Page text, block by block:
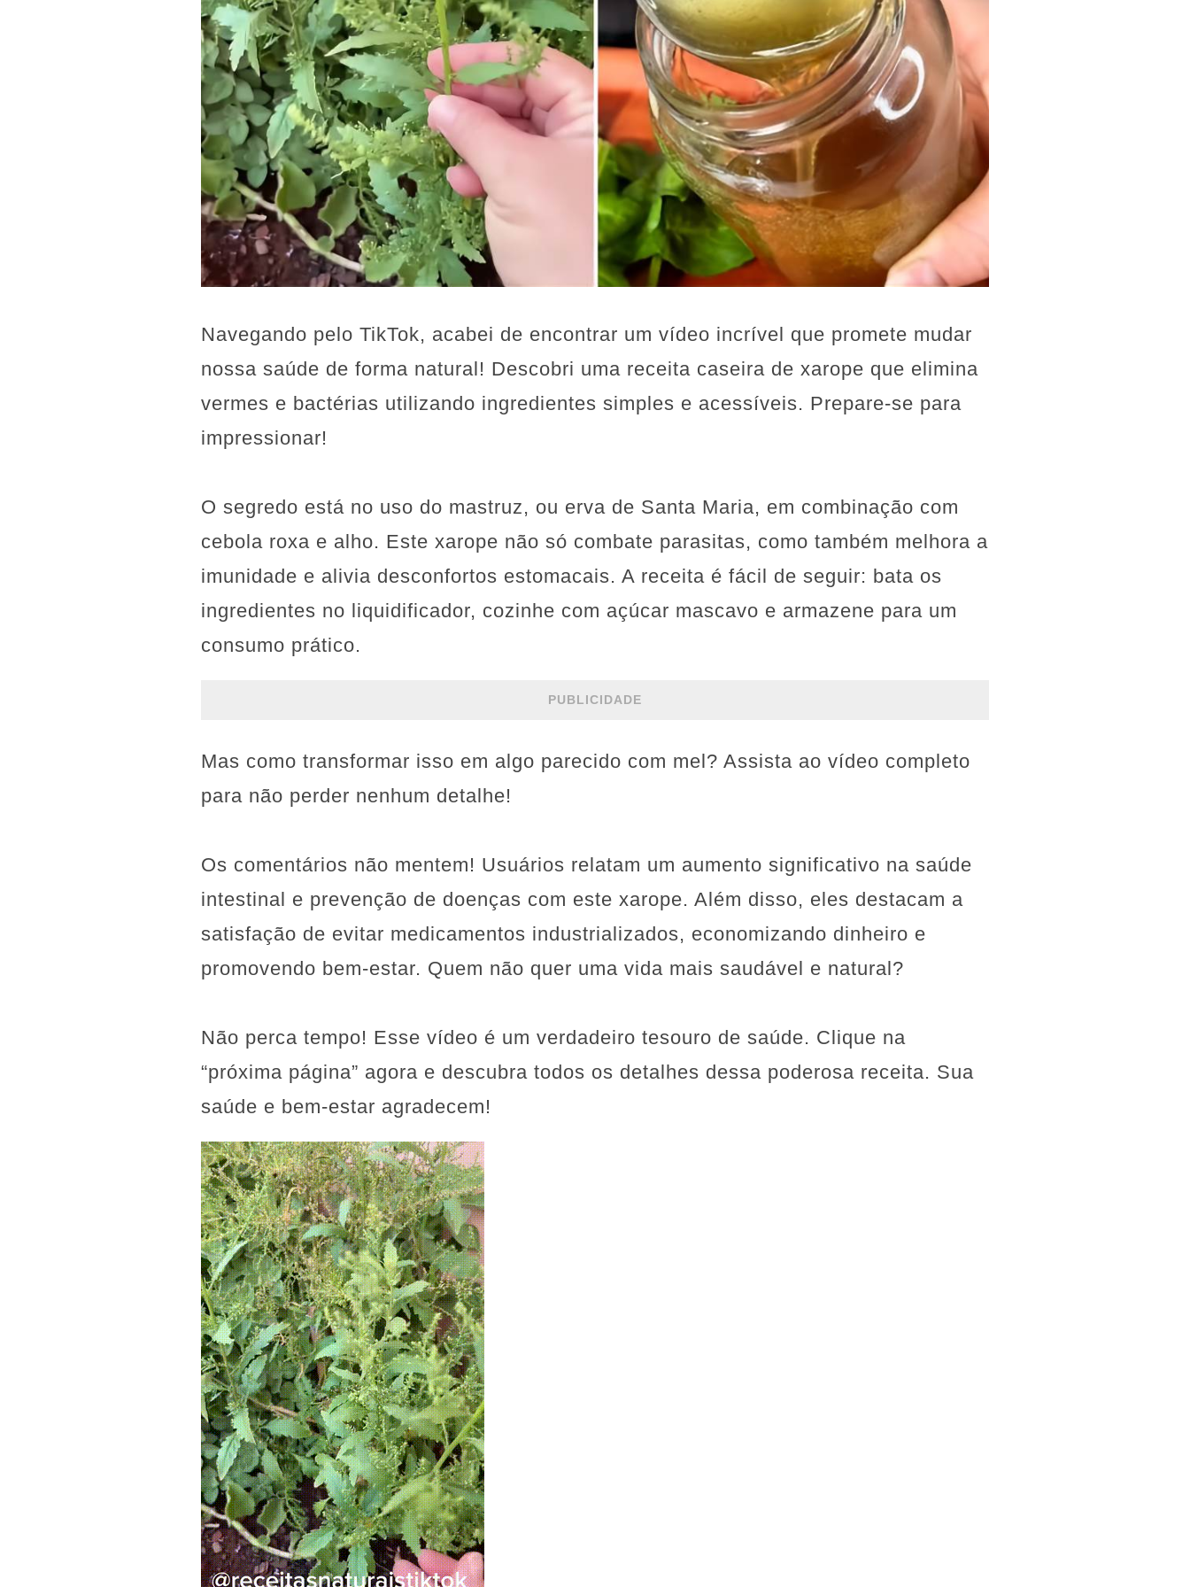
Navegando pelo TikTok, acabei de encontrar um vídeo incrível que promete mudar
nossa saúde de forma natural! Descobri uma receita caseira de xarope que elimina
vermes e bactérias utilizando ingredientes simples e acessíveis. Prepare-se para
impressionar!
O segredo está no uso do mastruz, ou erva de Santa Maria, em combinação com
cebola roxa e alho. Este xarope não só combate parasitas, como também melhora a
imunidade e alivia desconfortos estomacais. A receita é fácil de seguir: bata os
ingredientes no liquidificador, cozinhe com açúcar mascavo e armazene para um
consumo prático.
PUBLICIDADE
Mas como transformar isso em algo parecido com mel? Assista ao vídeo completo
para não perder nenhum detalhe!
Os comentários não mentem! Usuários relatam um aumento significativo na saúde
intestinal e prevenção de doenças com este xarope. Além disso, eles destacam a
satisfação de evitar medicamentos industrializados, economizando dinheiro e
promovendo bem-estar. Quem não quer uma vida mais saudável e natural?
Não perca tempo! Esse vídeo é um verdadeiro tesouro de saúde. Clique na
“próxima página” agora e descubra todos os detalhes dessa poderosa receita. Sua
saúde e bem-estar agradecem!